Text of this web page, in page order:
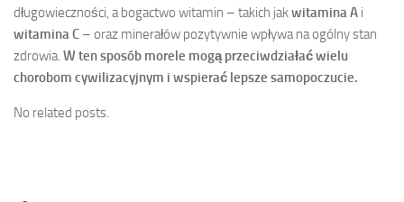
długowieczności, a bogactwo witamin – takich jakwitamina A i
witamina C – oraz minerałów pozytywnie wpływa na ogólny stan
zdrowia. W ten sposób morele mogą przeciwdziałać wielu
chorobom cywilizacyjnym i wspierać lepsze samopoczucie.
No related posts.